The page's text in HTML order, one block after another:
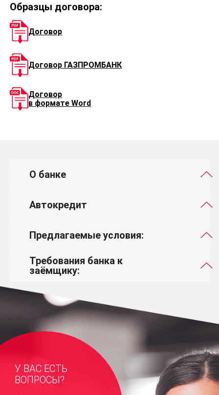
Образцы договора:
Договор
Договор ГАЗПРОМБАНК
Договор
в формате Word
О банке
Автокредит
Предлагаемые условия:
Требования банка к
заёмщику:
У ВАС ЕСТЬ
ВОПРОСЫ?